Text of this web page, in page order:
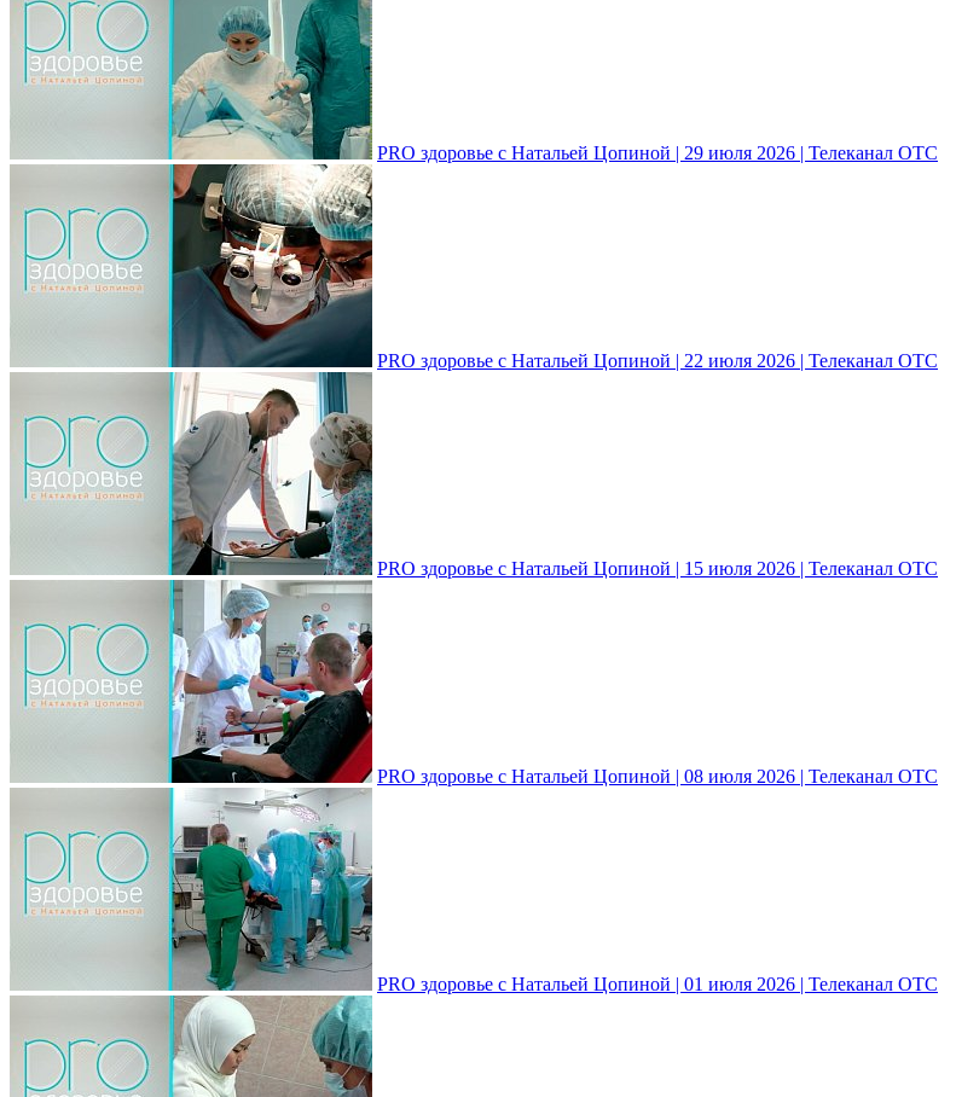
PRO здоровье с Натальей Цопиной | 29 июля 2026 | Телеканал ОТС
PRO здоровье с Натальей Цопиной | 22 июля 2026 | Телеканал ОТС
PRO здоровье с Натальей Цопиной | 15 июля 2026 | Телеканал ОТС
PRO здоровье с Натальей Цопиной | 08 июля 2026 | Телеканал ОТС
PRO здоровье с Натальей Цопиной | 01 июля 2026 | Телеканал ОТС